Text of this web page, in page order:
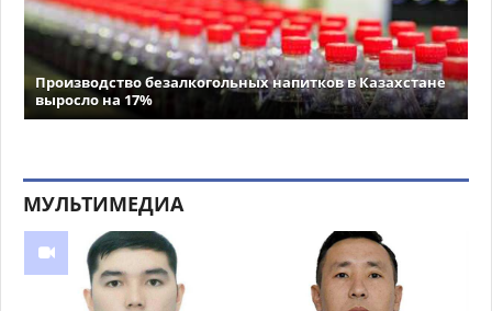
Производство безалкогольных напитков в Казахстане
выросло на 17%
МУЛЬТИМЕДИА